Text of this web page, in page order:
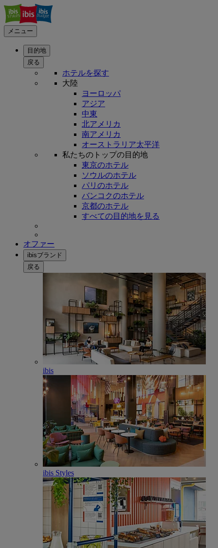
メニュー
目的地
戻る
ホテルを探す
大陸
ヨーロッパ
アジア
中東
北アメリカ
南アメリカ
オーストラリア太平洋
私たちのトップの目的地
東京のホテル
ソウルのホテル
パリのホテル
バンコクのホテル
京都のホテル
すべての目的地を見る
オファー
ibisブランド
戻る
ibis
ibis Styles